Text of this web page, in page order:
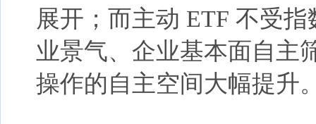
展开；而主动 ETF 不受
业景气、企业基本面自主
操作的自主空间大幅提升